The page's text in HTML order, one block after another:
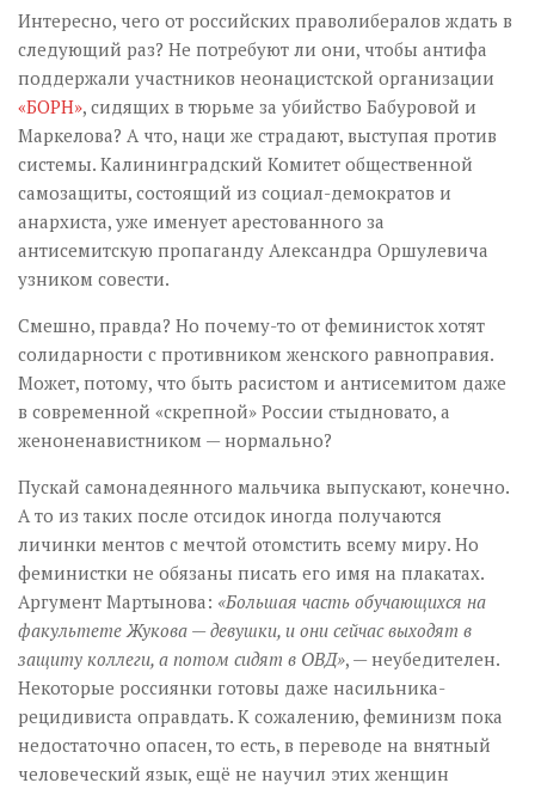
Интересно, чего от российских праволибералов ждать в
следующий раз? Не потребуют ли они, чтобы антифа
поддержали участников неонацистской организации
«БОРН», сидящих в тюрьме за убийство Бабуровой и
Маркелова? А что, наци же страдают, выступая против
системы. Калининградский Комитет общественной
самозащиты, состоящий из социал-демократов и
анархиста, уже именует арестованного за
антисемитскую пропаганду Александра Оршулевича
узником совести.
Смешно, правда? Но почему-то от феминисток хотят
солидарности с противником женского равноправия.
Может, потому, что быть расистом и антисемитом даже
в современной «скрепной» России стыдновато, а
женоненавистником — нормально?
Пускай самонадеянного мальчика выпускают, конечно.
А то из таких после отсидок иногда получаются
личинки ментов с мечтой отомстить всему миру. Но
феминистки не обязаны писать его имя на плакатах.
Аргумент Мартынова: «Большая часть обучающихся на
факультете Жукова — девушки, и они сейчас выходят в
защиту коллеги, а потом сидят в ОВД», — неубедителен.
Некоторые россиянки готовы даже насильника-
рецидивиста оправдать. К сожалению, феминизм пока
недостаточно опасен, то есть, в переводе на внятный
человеческий язык, ещё не научил этих женщин